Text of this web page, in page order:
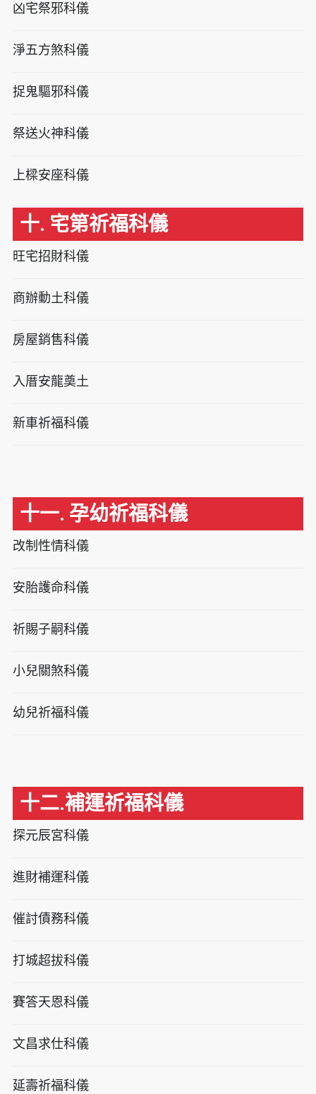
凶宅祭邪科儀
淨五方煞科儀
捉鬼驅邪科儀
祭送火神科儀
上樑安座科儀
十. 宅第祈福科儀
旺宅招財科儀
商辦動土科儀
房屋銷售科儀
入厝安龍奠土
新車祈福科儀
十一. 孕幼祈福科儀
改制性情科儀
安胎護命科儀
祈賜子嗣科儀
小兒關煞科儀
幼兒祈福科儀
十二.補運祈福科儀
探元辰宮科儀
進財補運科儀
催討債務科儀
打城超拔科儀
賽答天恩科儀
文昌求仕科儀
延壽祈福科儀